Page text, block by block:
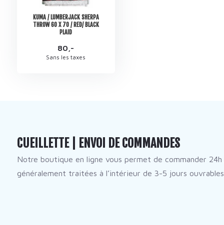
KUMA / LUMBERJACK SHERPA
THROW 60 X 70 / RED/ BLACK
PLAID
80,-
Sans les taxes
CUEILLETTE | ENVOI DE COMMANDES
Notre boutique en ligne vous permet de commander
généralement traitées à l’intérieur de 3-5 jours ouvrables